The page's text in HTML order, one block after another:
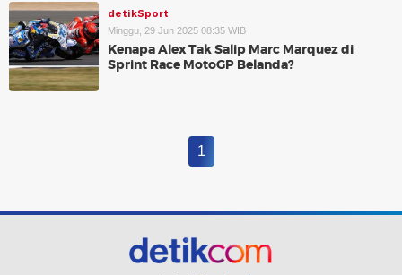
detikSport
Minggu, 29 Jun 2025 08:35 WIB
Kenapa Alex Tak Salip Marc Marquez di
Sprint Race MotoGP Belanda?
1